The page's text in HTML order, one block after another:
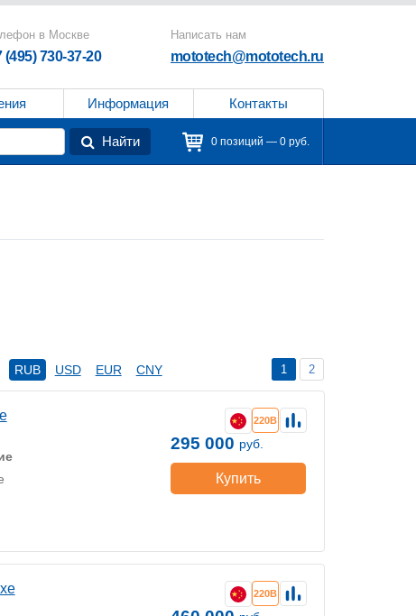
в Москве
(495) 730-37-20
Написать нам
mototech@mototech.ru
Информация Контакты
Найти 0 позиций — 0 руб.
RUB USD EUR CNY 1 2
220В
295 000 руб.
Купить
220В